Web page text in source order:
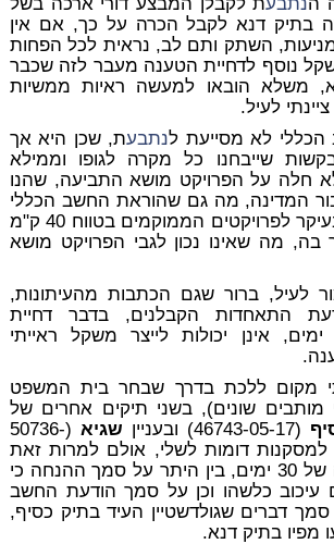
בתיק דנא לקבל הכרה על כך, אם אין
השתק ותם לב, נראית לכל הפחות
נוסף לדחיית הטענה מעבר לזה שכבר
משלא הובאו למעשה ראיות ממשיות
לעיל.
נתבעת, שכן היא אך
שייבחנו כל מקרה לגופו וממילא
חלה על הפרויקט מושא התביעה, שהנו
המדינה, מה גם שהוראת החשב הכללי
עצמה, מתייחסת בעיקר לפרויקטים הממוקמים בטווח 40 ק"מ
מה שאינו נכון לגבי הפרויקט מושא
לעיל, ברור שגם הכתבות מהעיתונות,
התאחדות הקבלנים, בדבר דחיית
אינן יכולות לייצר משקל ראייתי
מקום ללכת בדרך שבחר בית המשפט
שונים), בשני תיקים אחרים של
(46743-05-17) ובעניין שגיא
(50736-
למסקנות דומות לשלי, אולם למרות זאת
כי
עיכוב כלשהו וכן על סמך הודעת החשב
דברים שגולדשטיין העיד בתיק כסיף,
מפיו בתיק דנא.